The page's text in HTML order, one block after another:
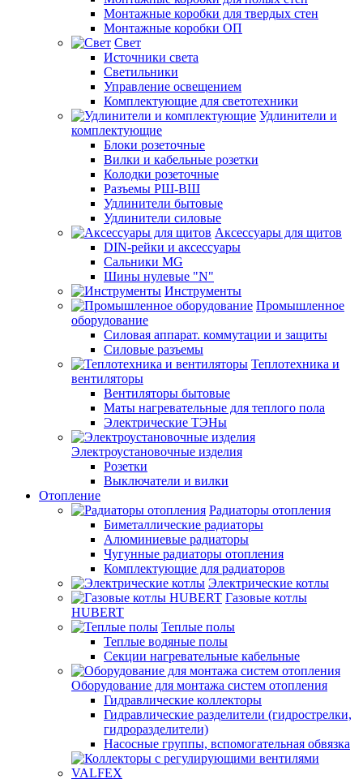
Монтажные коробки для твердых стен
Монтажные коробки ОП
Свет
Источники света
Светильники
Управление освещением
Комплектующие для светотехники
Удлинители и
комплектующие
Блоки розеточные
Вилки и кабельные розетки
Колодки розеточные
Разъемы РШ-ВШ
Удлинители бытовые
Удлинители силовые
Аксессуары для щитов
DIN-рейки и аксессуары
Сальники MG
Шины нулевые "N"
Инструменты
Промышленное
оборудование
Силовая аппарат. коммутации и защиты
Силовые разъемы
Теплотехника и
вентиляторы
Вентиляторы бытовые
Маты нагревательные для теплого пола
Электрические ТЭНы
Электроустановочные изделия
Розетки
Выключатели и вилки
Отопление
Радиаторы отопления
Биметаллические радиаторы
Алюминиевые радиаторы
Чугунные радиаторы отопления
Комплектующие для радиаторов
Электрические котлы
Газовые котлы
HUBERT
Теплые полы
Теплые водяные полы
Секции нагревательные кабельные
Оборудование для монтажа систем отопления
Гидравлические коллекторы
Гидравлические разделители (гидрострелки,
гидроразделители)
Насосные группы, вспомогательная обвязка